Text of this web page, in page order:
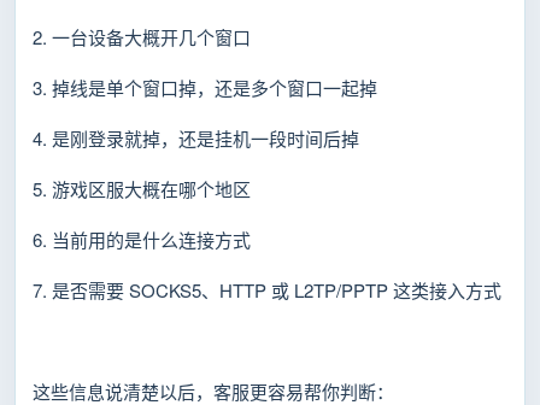
2. 一台设备大概开几个窗口
3. 掉线是单个窗口掉，还是多个窗口一起掉
4. 是刚登录就掉，还是挂机一段时间后掉
5. 游戏区服大概在哪个地区
6. 当前用的是什么连接方式
7. 是否需要 SOCKS5、HTTP 或 L2TP/PPTP 这类接入方式
这些信息说清楚以后，客服更容易帮你判断：